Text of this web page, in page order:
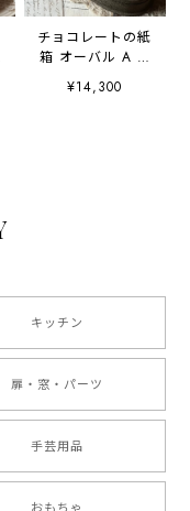
チョコレートの紙
箱 オーバル A la
Marquise de
Sévigné
¥14,300
キッチン
扉・窓・パーツ
手芸用品